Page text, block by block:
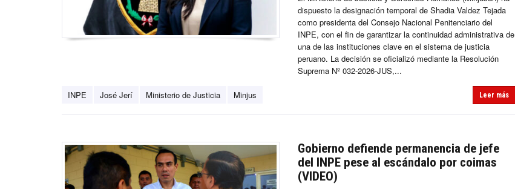
dispuesto la designación temporal de Shadia Valdez Tejada
como presidenta del Consejo Nacional Penitenciario del
INPE, con el fin de garantizar la continuidad administrativa de
una de las instituciones clave en el sistema de justicia
peruano. La decisión se oficializó mediante la Resolución
Suprema Nº 032-2026-JUS,...
INPE José Jerí Ministerio de Justicia Minjus Leer más
Gobierno defiende permanencia de jefe
del INPE pese al escándalo por coimas
(VIDEO)